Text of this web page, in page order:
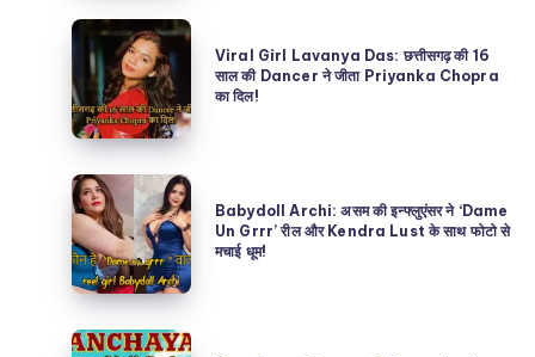
असम
की
Babydoll
Archi
कौन
है?
असली
या
AI
Viral
Girl
Lavanya
Das:
छत्तीसगढ़
की
16
साल
की
Dancer
Viral Girl Lavanya Das: छत्तीसगढ़ की 16
साल की Dancer ने जीता Priyanka Chopra
का दिल!
Babydoll
Archi:
असम
की
इन्फ्लुएंसर
Babydoll Archi: असम की इन्फ्लुएंसर ने ‘Dame
Un Grrr’ रील और Kendra Lust के साथ फोटो से
मचाई धूम!
Panchayat